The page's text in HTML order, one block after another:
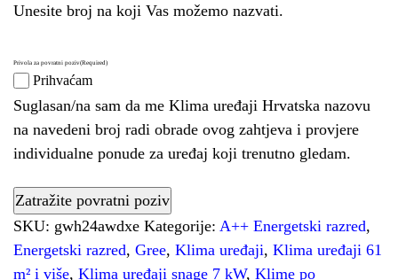
Unesite broj na koji Vas možemo nazvati.
Privola za povratni poziv(Required)
Prihvaćam
Suglasan/na sam da me Klima uređaji Hrvatska nazovu
na navedeni broj radi obrade ovog zahtjeva i provjere
individualne ponude za uređaj koji trenutno gledam.
SKU: gwh24awdxe Kategorije: A++ Energetski razred,
Energetski razred, Gree, Klima uređaji, Klima uređaji 61
m² i više, Klima uređaji snage 7 kW, Klime po